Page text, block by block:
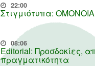
22:00
Στιγμιότυπα:
08:06
Editorial: Προσδοκίες,
πραγματικότητα